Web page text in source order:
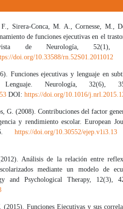
Sirera-Conca, M. A., Cornesse, M.,
de funciones ejecutivas en el
de Neurología, 52(1),
doi.org/10.33588/rn.52S01.2011012
Funciones ejecutivas y lenguaje en
Neurología, 32(6),
DOI: https://doi.org/10.1016/
(2008). Contribuciones del factor
y rendimiento escolar. European
https://doi.org/10.30552/ejep.v1i3.13
Análisis de la relación entre
mediante un modelo de
and Psychological Therapy, 12(3),
Funciones Ejecutivas y sus